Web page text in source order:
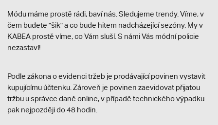
Módu máme prostě rádi, baví nás. Sledujeme trendy. Víme, v
čem budete "šik" a co bude hitem nadcházející sezóny. My v
KABEA prostě víme, co Vám sluší. S námi Vás módní policie
nezastaví!
Podle zákona o evidenci tržeb je prodávající povinen vystavit
kupujícímu účtenku. Zároveň je povinen zaevidovat přijatou
tržbu u správce daně online; v případě technického výpadku
pak nejpozději do 48 hodin.